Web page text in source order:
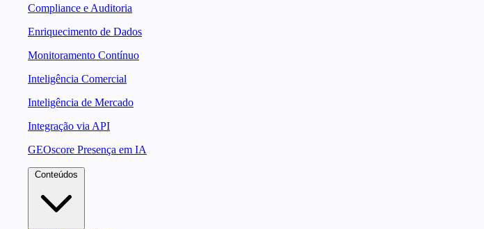
Compliance e Auditoria
Enriquecimento de Dados
Monitoramento Contínuo
Inteligência Comercial
Inteligência de Mercado
Integração via API
GEOscore Presença em IA